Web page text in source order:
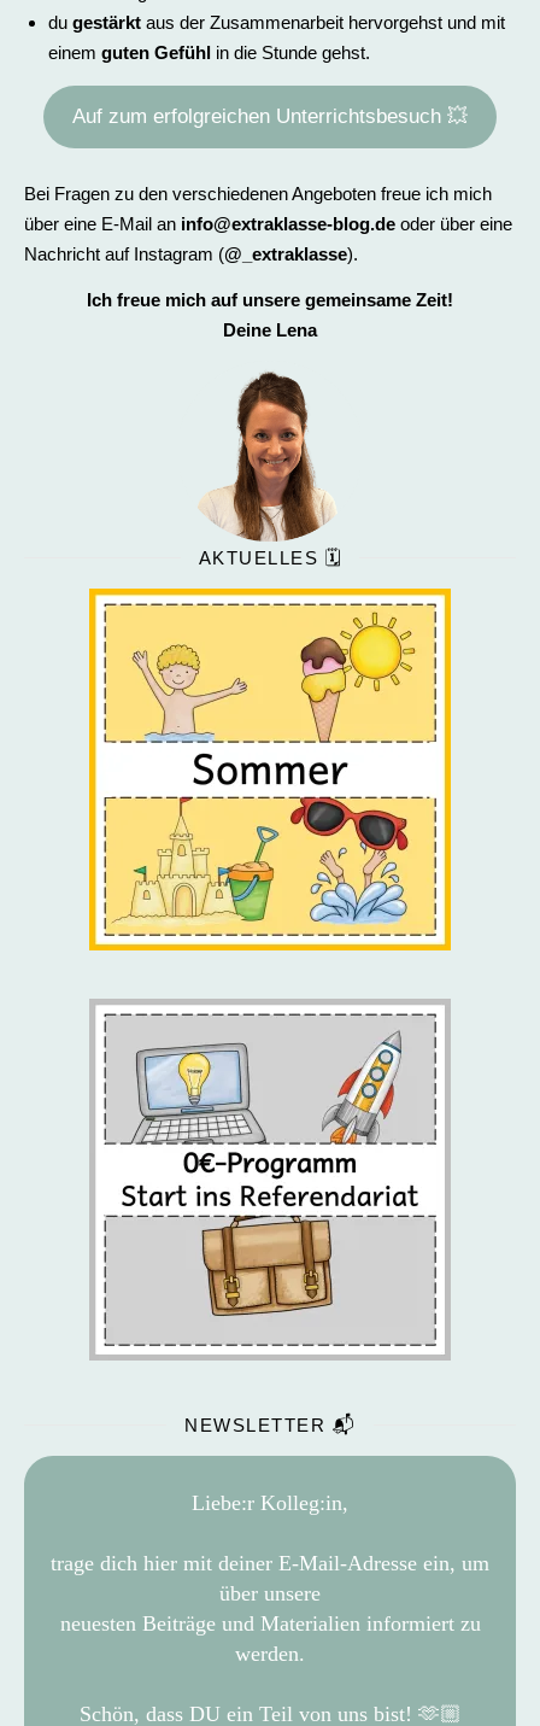
du gestärkt aus der Zusammenarbeit hervorgehst und mit
einem guten Gefühl in die Stunde gehst.
Auf zum erfolgreichen Unterrichtsbesuch 💥
Bei Fragen zu den verschiedenen Angeboten freue ich mich
über eine E-Mail an info@extraklasse-blog.de oder über eine
Nachricht auf Instagram (@_extraklasse).
Ich freue mich auf unsere gemeinsame Zeit!
Deine Lena
AKTUELLES 🗓️
NEWSLETTER 📬
Liebe:r Kolleg:in,
trage dich hier mit deiner E-Mail-Adresse ein, um
über unsere
neuesten Beiträge und Materialien informiert zu
werden.
Schön, dass DU ein Teil von uns bist! 🫶🏼